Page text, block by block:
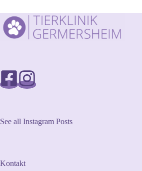
See all Instagram Posts
Kontakt